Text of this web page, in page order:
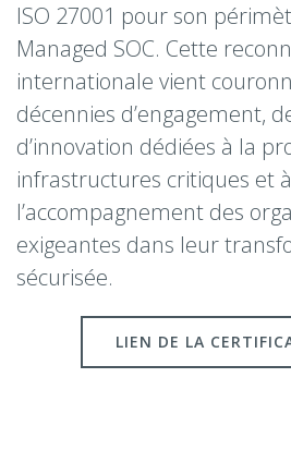
ISO 27001 pour son
Managed SOC. Cette
internationale vient
décennies d’engagement,
d’innovation dédiées à la
infrastructures critiques et à
l’accompagnement des
exigeantes dans leur
sécurisée.
LIEN DE LA